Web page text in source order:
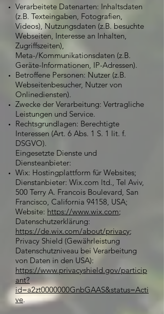
Verarbeitete Datenarten: Inhaltsdaten
(z.B. Texteingaben, Fotografien,
Videos), Nutzungsdaten (z.B. besuchte
Webseiten, Interesse an Inhalten,
Zugriffszeiten),
Meta-/Kommunikationsdaten (z.B.
Geräte-Informationen, IP-Adressen).
Betroffene Personen: Nutzer (z.B.
Webseitenbesucher, Nutzer von
Onlinediensten).
Zwecke der Verarbeitung: Vertragliche
Leistungen und Service.
Rechtsgrundlagen: Berechtigte
Interessen (Art. 6 Abs. 1 S. 1 lit. f.
DSGVO).
Eingesetzte Dienste und
Diensteanbieter:
Wix: Hostingplattform für Websites;
Dienstanbieter: Wix.com ltd., Tel Aviv,
500 Terry A. Francois Boulevard, San
Francisco, California 94158, USA;
Website: https://www.wix.com;
Datenschutzerklärung:
https://de.wix.com/about/privacy;
Privacy Shield (Gewährleistung
Datenschutzniveau bei Verarbeitung
von Daten in den USA):
https://www.privacyshield.gov/particip
ant?
id=a2zt0000000GnbGAAS&status=Acti
ve.